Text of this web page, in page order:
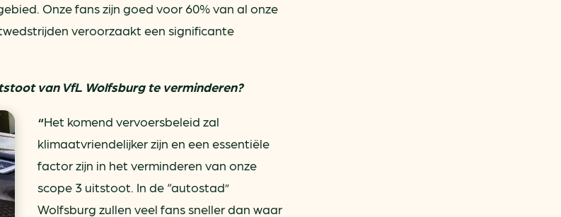
Onze fans zijn goed voor 60% van al onze
veroorzaakt een significante
van VfL Wolfsburg te verminderen?
“Het komend vervoersbeleid zal
klimaatvriendelijker zijn en een essentiële
factor zijn in het verminderen van onze
scope 3 uitstoot. In de “autostad”
Wolfsburg zullen veel fans sneller dan waar